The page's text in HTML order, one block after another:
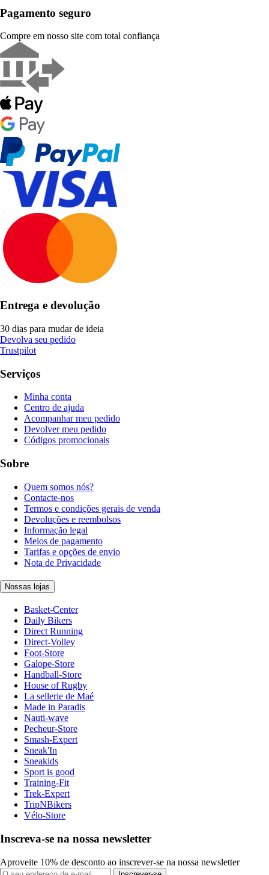
Pagamento seguro
Compre em nosso site com total confiança
Entrega e devolução
30 dias para mudar de ideia
Devolva seu pedido
Trustpilot
Serviços
Minha conta
Centro de ajuda
Acompanhar meu pedido
Devolver meu pedido
Códigos promocionais
Sobre
Quem somos nós?
Contacte-nos
Termos e condições gerais de venda
Devoluções e reembolsos
Informação legal
Meios de pagamento
Tarifas e opções de envio
Nota de Privacidade
Nossas lojas
Basket-Center
Daily Bikers
Direct Running
Direct-Volley
Foot-Store
Galope-Store
Handball-Store
House of Rugby
La sellerie de Maé
Made in Paradis
Nauti-wave
Pecheur-Store
Smash-Expert
Sneak'In
Sneakids
Sport is good
Training-Fit
Trek-Expert
TripNBikers
Vélo-Store
Inscreva-se na nossa newsletter
Aproveite 10% de desconto ao inscrever-se na nossa newsletter